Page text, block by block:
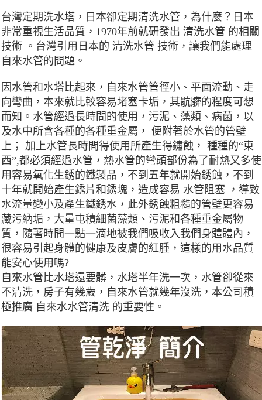
台灣定期洗水塔，日本卻定期清洗水管，為什麼？日本
非常重視生活品質，1970年前就研發出 清洗水管 的相關
技術 。台灣引用日本的 清洗水管 技術，讓我們能處理
自來水管的問題。
因水管和水塔比起來，自來水管管徑小、平面流動、走
向彎曲，本來就比較容易堵塞卡垢，其骯髒的程度可想
而知。水管經過長時間的使用，污泥、藻類、病菌，以
及水中所含各種的各種重金屬， 便附著於水管的管壁
上； 加上水管長時間得使用所產生得鏽蝕， 種種的“東
西”,都必須經過水管，熱水管的彎頭部份為了耐熱又多使
用容易氧化生銹的鐵製品，不到五年就開始銹蝕，不到
十年就開始產生銹片和銹塊，造成容易 水管阻塞 ，導致
水流量變小及產生鐵銹水，此外銹蝕粗糙的管壁更容易
藏污納垢，大量屯積細菌藻類、污泥和各種重金屬物
質，隨著時間一點一滴地被我們吸收入我們身體體內，
很容易引起身體的健康及皮膚的紅腫，這樣的用水品質
能安心使用嗎?
自來水管比水塔還要髒，水塔半年洗一次，水管卻從來
不清洗，房子有幾歲，自來水管就幾年沒洗，本公司積
極推廣 自來水水管清洗 的重要性。